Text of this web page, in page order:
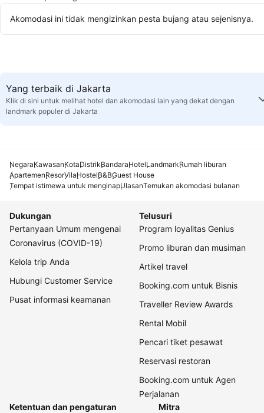
Akomodasi ini tidak mengizinkan pesta bujang atau sejenisnya.
Yang terbaik di Jakarta
Klik di sini untuk melihat hotel dan akomodasi lain yang dekat dengan
landmark populer di Jakarta
NegaraKawasanKotaDistrikBandaraHotelLandmarkRumah liburan
ApartemenResorVilaHostelB&BGuest House
Tempat istimewa untuk menginapUlasanTemukan akomodasi bulanan
Dukungan
Pertanyaan Umum mengenai
Coronavirus (COVID-19)
Kelola trip Anda
Hubungi Customer Service
Pusat informasi keamanan
Telusuri
Program loyalitas Genius
Promo liburan dan musiman
Artikel travel
Booking.com untuk Bisnis
Traveller Review Awards
Rental Mobil
Pencari tiket pesawat
Reservasi restoran
Booking.com untuk Agen
Perjalanan
Ketentuan dan pengaturan
Mitra